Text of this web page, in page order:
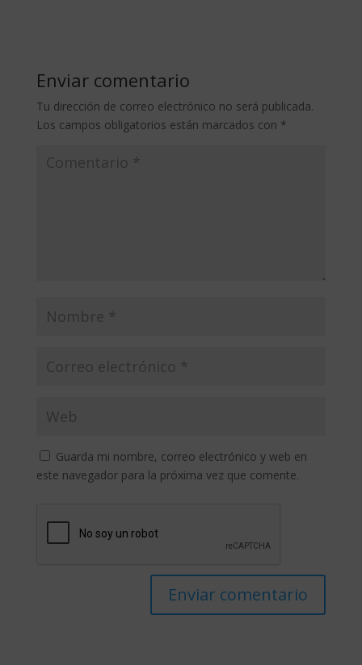
Enviar comentario
Tu dirección de correo electrónico no será publicada.
Los campos obligatorios están marcados con *
Guarda mi nombre, correo electrónico y web en
este navegador para la próxima vez que comente.